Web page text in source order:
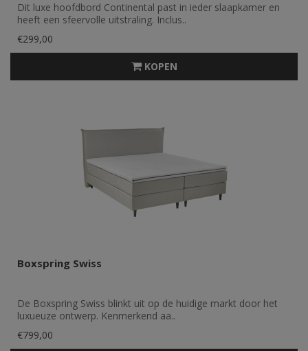
Dit luxe hoofdbord Continental past in ieder slaapkamer en
heeft een sfeervolle uitstraling. Inclus..
€299,00
KOPEN
Boxspring Swiss
De Boxspring Swiss blinkt uit op de huidige markt door het
luxueuze ontwerp. Kenmerkend aa..
€799,00